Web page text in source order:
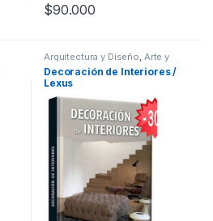
$90.000
Arquitectura y Diseño, Arte y
Afines Decoración , Decoración
y Muebles,Diseño,Interes
General
Decoración de Interiores /
Lexus